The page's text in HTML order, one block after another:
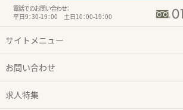
電話でのお問い合わせ：
平日9：30-19：00 土日10：00-19：00
サイトメニュー
お問い合わせ
求人特集